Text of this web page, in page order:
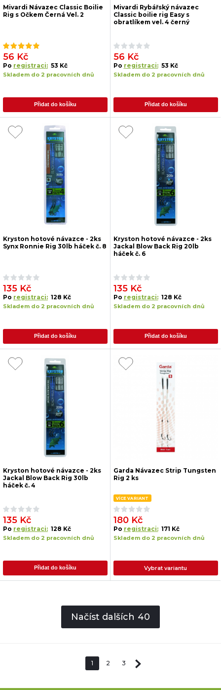
Mivardi Návazec Classic Boilie
Rig s Očkem Černá Vel. 2
56 Kč
Po registraci: 53 Kč
Skladem do 2 pracovních dnů
Přidat do košíku
Mivardi Rybářský návazec
Classic boilie rig Easy s
obratlíkem vel. 4 černý
56 Kč
Po registraci: 53 Kč
Skladem do 2 pracovních dnů
Přidat do košíku
Kryston hotové návazce - 2ks
Synx Ronnie Rig 30lb háček č. 8
135 Kč
Po registraci: 128 Kč
Skladem do 2 pracovních dnů
Přidat do košíku
Kryston hotové návazce - 2ks
Jackal Blow Back Rig 20lb
háček č. 6
135 Kč
Po registraci: 128 Kč
Skladem do 2 pracovních dnů
Přidat do košíku
Kryston hotové návazce - 2ks
Jackal Blow Back Rig 30lb
háček č. 4
135 Kč
Po registraci: 128 Kč
Skladem do 2 pracovních dnů
Přidat do košíku
Garda Návazec Strip Tungsten
Rig 2 ks
VÍCE VARIANT
180 Kč
Po registraci: 171 Kč
Skladem do 2 pracovních dnů
Vybrat variantu
Načíst dalších 40
1 2 3